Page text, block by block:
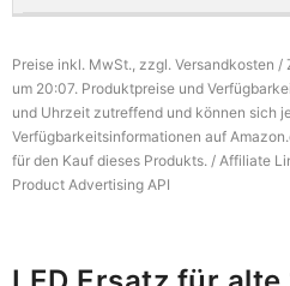
Preise inkl. MwSt., zzgl. Versandkosten
um 20:07. Produktpreise und
und Uhrzeit zutreffend und können sich
Verfügbarkeitsinformationen auf
für den Kauf dieses Produkts. / Affiliate
Product Advertising API